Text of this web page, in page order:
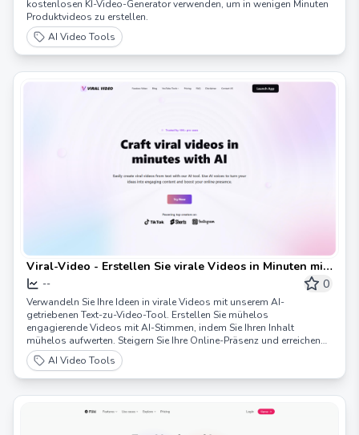
kostenlosen KI-Video-Generator verwenden, um in wenigen Minuten
Produktvideos zu erstellen.
AI Video Tools
Viral-Video - Erstellen Sie virale Videos in Minuten mit
KI -- 0
Verwandeln Sie Ihre Ideen in virale Videos mit unserem AI-
getriebenen Text-zu-Video-Tool. Erstellen Sie mühelos
engagierende Videos mit AI-Stimmen, indem Sie Ihren Inhalt
mühelos aufwerten. Steigern Sie Ihre Online-Präsenz und erreichen
Sie ein breiteres Publikum, indem Sie Text in fesselndes Video-Inhalt
umwandeln.
AI Video Tools